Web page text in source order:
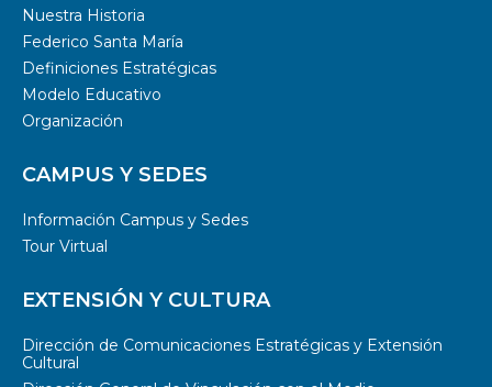
Nuestra Historia
Federico Santa María
Definiciones Estratégicas
Modelo Educativo
Organización
CAMPUS Y SEDES
Información Campus y Sedes
Tour Virtual
EXTENSIÓN Y CULTURA
Dirección de Comunicaciones Estratégicas y Extensión
Cultural